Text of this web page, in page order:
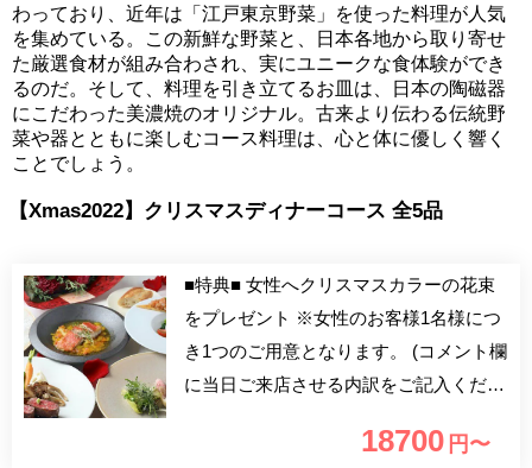
わっており、近年は「江戸東京野菜」を使った料理が人気
を集めている。この新鮮な野菜と、日本各地から取り寄せ
た厳選食材が組み合わされ、実にユニークな食体験ができ
るのだ。そして、料理を引き立てるお皿は、日本の陶磁器
にこだわった美濃焼のオリジナル。古来より伝わる伝統野
菜や器とともに楽しむコース料理は、心と体に優しく響く
ことでしょう。
【Xmas2022】クリスマスディナーコース 全5品
■特典■ 女性へクリスマスカラーの花束
をプレゼント ※女性のお客様1名様につ
き1つのご用意となります。 (コメント欄
に当日ご来店させる内訳をご記入くださ
と、または家族や仲の良いお友達同士
18700 円〜